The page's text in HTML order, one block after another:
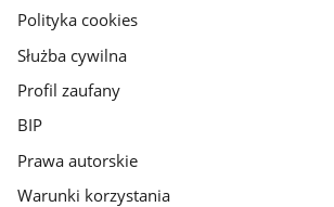
gov.pl
Polityka cookies
Służba cywilna
Profil zaufany
BIP
Prawa autorskie
Warunki korzystania